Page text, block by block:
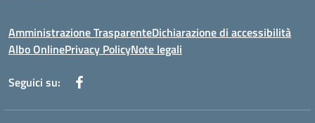
Amministrazione TrasparenteDichiarazione di accessibilità
Albo OnlinePrivacy PolicyNote legali
Seguici su: